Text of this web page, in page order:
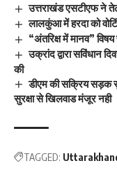
उत्तराखंड एसटीएफ ने
लालकुंआ में हरदा को
“अंतरिक्ष में मानव”
उक्रांद द्वारा सविंधान
की
डीएम की सक्रिय सड़क
सुरक्षा से खिलवाड मंजूर नही
TAGGED: